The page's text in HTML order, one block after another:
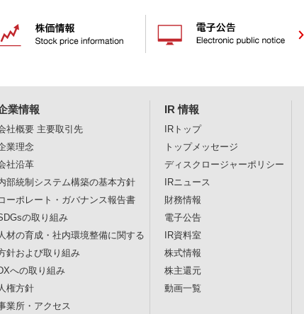
業情報
社概要 主要取引先
業理念
社沿革
部統制システム構築の基本方針
ーポレート・ガバナンス報告書
の取り組み
材の育成・社内環境整備に関する
針および取り組み
への取り組み
権方針
業所・アクセス
IR 情報
IRトップ
トップメッセージ
ディスクロージャーポリシー
IRニュース
財務情報
電子公告
IR資料室
株式情報
株主還元
動画一覧